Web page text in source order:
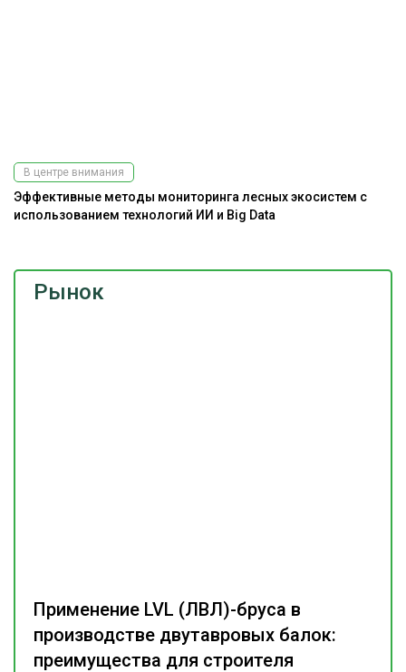
Рынок
Применение LVL (ЛВЛ)-бруса в
производстве двутавровых балок:
преимущества для строителя
В центре внимания
Эффективные методы мониторинга лесных экосистем с
использованием технологий ИИ и Big Data